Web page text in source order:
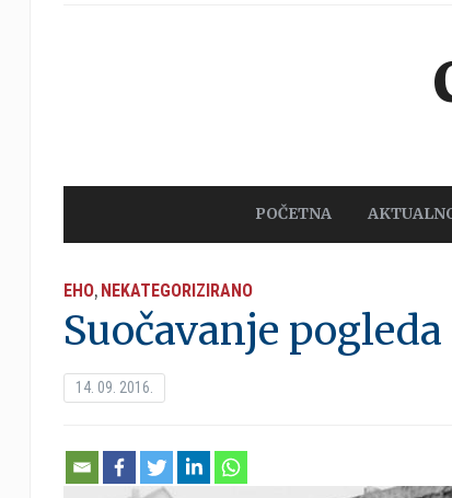
POČETNA
EHO, NEKATEGORIZIRANO
Suočavanje
14. 09. 2016.